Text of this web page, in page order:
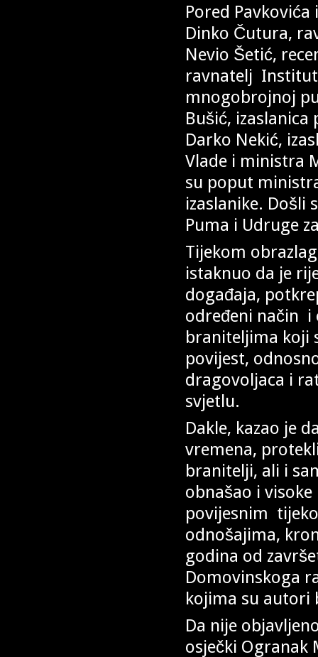
Pored
Dinko Čutura,
Nevio Šetić,
ravnatelj
mnogobrojnoj
Bušić,
Darko Nekić,
Vlade i ministra
su poput
izaslanike. Došli
Puma i Udruge
Tijekom
istaknuo da je
događaja,
određeni način
braniteljima koji
povijest,
dragovoljaca i
svjetlu.
Dakle, kazao je
vremena,
branitelji, ali i
obnašao i
povijesnim
odnošajima,
godina od
Domovinskoga
kojima su autori
Da nije
osječki Ogranak